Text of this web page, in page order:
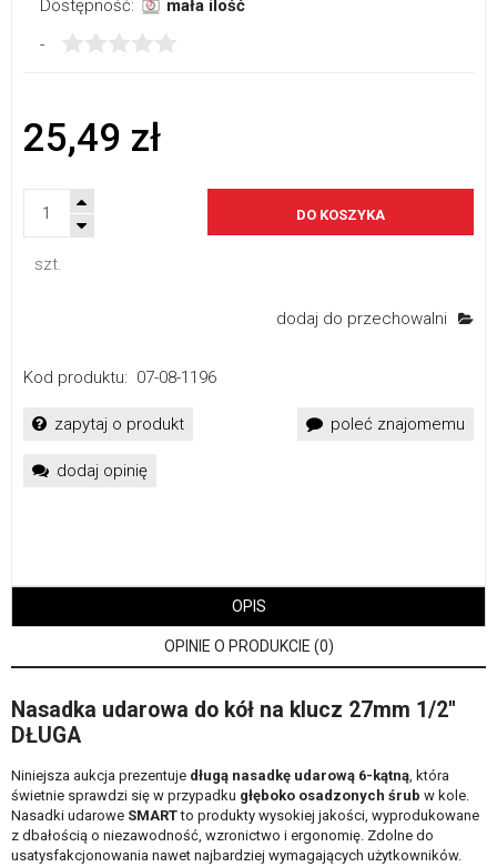
Dostępność:
mała ilość
-
25,49 zł
szt.
DO KOSZYKA
dodaj do przechowalni
Kod produktu: 07-08-1196
zapytaj o produkt poleć znajomemu
dodaj opinię
OPIS
OPINIE O PRODUKCIE (0)
Nasadka udarowa do kół na klucz 27mm 1/2''
DŁUGA
Niniejsza aukcja prezentuje długą nasadkę udarową 6-kątną , która
świetnie sprawdzi się w przypadku głęboko osadzonych śrub w kole.
Nasadki udarowe SMARTto produkty wysokiej jakości, wyprodukowane
z dbałością o niezawodność, wzronictwo i ergonomię. Zdolne do
usatysfakcjonowania nawet najbardziej wymagających użytkowników.